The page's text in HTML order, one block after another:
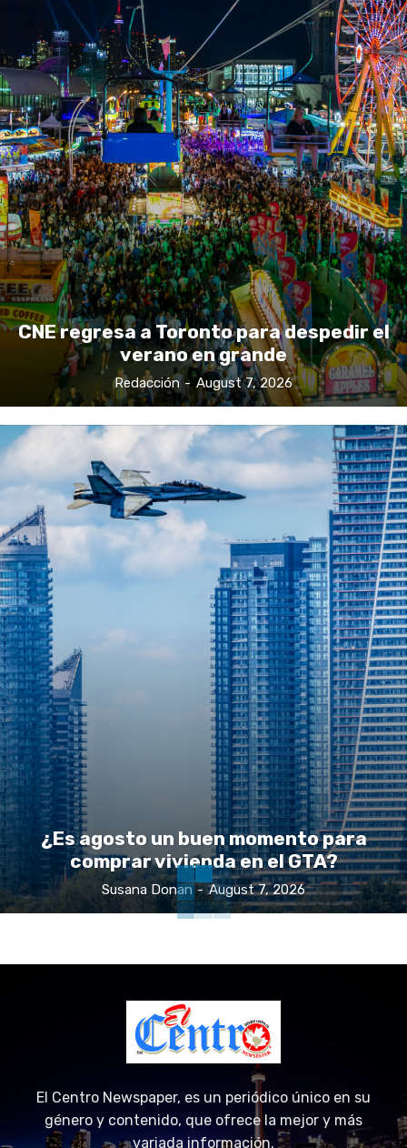
CNE regresa a Toronto para despedir el
verano en grande
Redacción - August 7, 2026
¿Es agosto un buen momento para
comprar vivienda en el GTA?
Susana Donan - August 7, 2026
El Centro Newspaper, es un periódico único en su
género y contenido, que ofrece la mejor y más
variada información.